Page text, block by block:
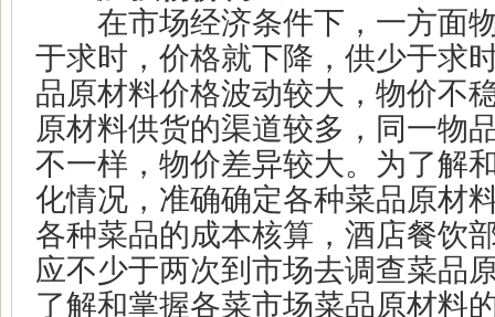
在市场经济条件下，一方面物
于求时，价格就下降，供少于求
品原材料价格波动较大，物价不
原材料供货的渠道较多，同一物
不一样，物价差异较大。为了解
化情况，准确确定各种菜品原材
各种菜品的成本核算，酒店餐饮
应不少于两次到市场去调查菜品
了解和掌握各菜市场菜品原材料